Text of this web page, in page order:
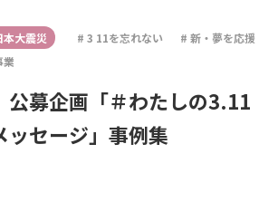
本大震災 3 11を忘れない
新・夢を応援
業
公募企画「＃わたしの3.11
ッセージ」事例集